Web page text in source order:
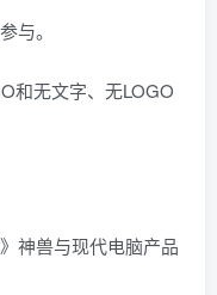
与。
和无文字、无LOGO
神兽与现代电脑产品